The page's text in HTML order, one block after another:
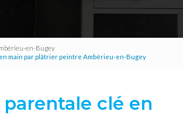
en-Bugey
main par plâtrier peintre Ambérieu-en-Bugey
clé en